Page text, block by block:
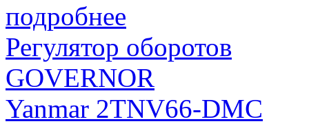
подробнее
Регулятор оборотов
GOVERNOR
Yanmar 2TNV66-DMC